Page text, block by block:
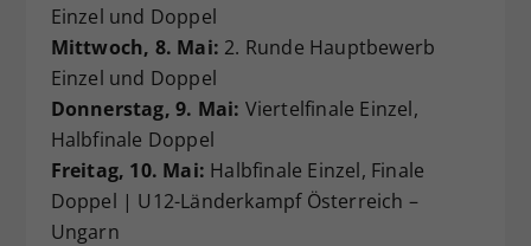
Einzel und Doppel
Mittwoch, 8. Mai: 2. Runde Hauptbewerb
Einzel und Doppel
Donnerstag, 9. Mai: Viertelfinale Einzel,
Halbfinale Doppel
Freitag, 10. Mai: Halbfinale Einzel, Finale
Doppel | U12-Länderkampf Österreich –
Ungarn